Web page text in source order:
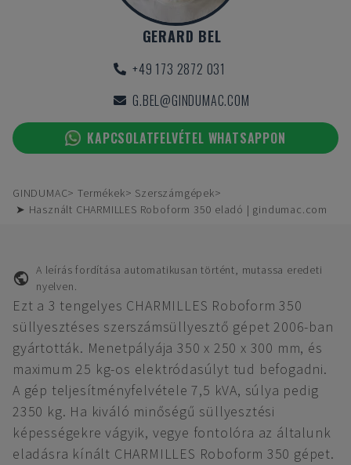
GERARD BEL
+49 173 2872 031
G.BEL@GINDUMAC.COM
KAPCSOLATFELVÉTEL WHATSAPPON
GINDUMAC Termékek
Szerszámgépek
➤ Használt CHARMILLES Roboform 350 eladó | gindumac.com
A leírás fordítása automatikusan történt, mutassa eredeti
nyelven.
Ezt a 3 tengelyes CHARMILLES Roboform 350
süllyesztéses szerszámsüllyesztő gépet 2006-ban
gyártották. Menetpályája 350 x 250 x 300 mm, és
maximum 25 kg-os elektródasúlyt tud befogadni.
A gép teljesítményfelvétele 7,5 kVA, súlya pedig
2350 kg. Ha kiváló minőségű süllyesztési
képességekre vágyik, vegye fontolóra az általunk
eladásra kínált CHARMILLES Roboform 350 gépet.